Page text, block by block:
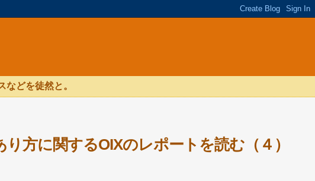
どを徒然と。
方に関するOIXのレポートを読む（４）